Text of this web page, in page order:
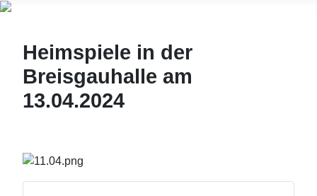
Heimspiele in der
Breisgauhalle am
13.04.2024